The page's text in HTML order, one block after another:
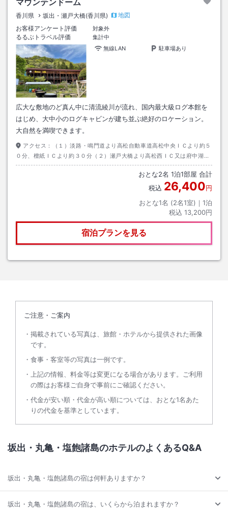
香川県 坂出・瀬戸大橋(香川県)
地図
お客様アンケート評価
対象外
るるぶトラベル評価
集計中
無線LAN
駐車場あり
広大な敷地のど真ん中に清流綾川が流れ、国内最大級ログ本館を
はじめ、大中小のログキャビンが建ち並ぶ絶好のロケーション。
大自然を満喫できます。
アクセス：
（１）淡路・鳴門道より高松自動車道高松中央ＩＣより約５
０分、檀紙ＩＣより約３０分（２）瀬戸大橋より高松西ＩＣ又は府中湖Ｉ
Ｃより約３０分（３）徳島自動車道美馬ＩＣ又は脇町ＩＣより約３０分
おとな2名 1泊1部屋 合計
税込 26,400円
おとな1名 (2名1室)｜ 1泊
税込 13,200円
宿泊プランを見る
ご注意・ご案内
掲載されている写真は、旅館・ホテルから提供された画像
です。
食事・客室等の写真は一例です。
上記の情報、料金等は変更になる場合があります。ご利用
の際はお客様ご自身で事前にご確認ください。
代金が安い順・代金が高い順については、おとな1名あた
りの代金を基準としています。
坂出・丸亀・塩飽諸島のホテルのよくあるQ&A
坂出・丸亀・塩飽諸島の宿は何軒ありますか？
坂出・丸亀・塩飽諸島の宿は、いくらから泊まれますか？